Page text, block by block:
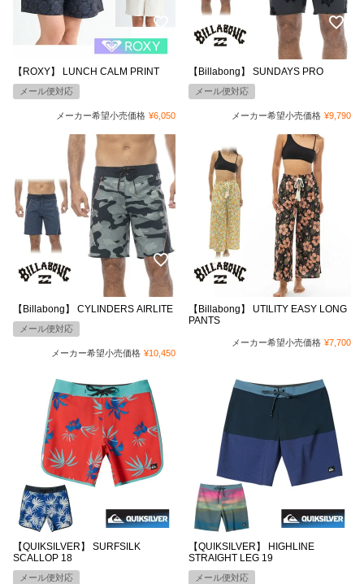
【ROXY】 LUNCH CALM PRINT
メール便対応
メーカー希望小売価格 ¥6,050
【Billabong】 SUNDAYS PRO
メール便対応
メーカー希望小売価格 ¥9,790
【Billabong】 CYLINDERS AIRLITE
メール便対応
メーカー希望小売価格 ¥10,450
【Billabong】 UTILITY EASY LONG
PANTS
メーカー希望小売価格 ¥7,700
【QUIKSILVER】 SURFSILK
SCALLOP 18
メール便対応
【QUIKSILVER】 HIGHLINE
STRAIGHT LEG 19
メール便対応